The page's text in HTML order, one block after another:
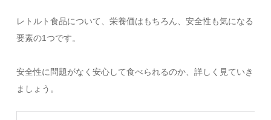
レトルト食品について、栄養価はもちろん、安全性も気になる
要素の1つです。
安全性に問題がなく安心して食べられるのか、詳しく見ていき
ましょう。